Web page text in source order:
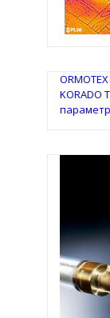
IRSAP
ORMOTEX
KORADO